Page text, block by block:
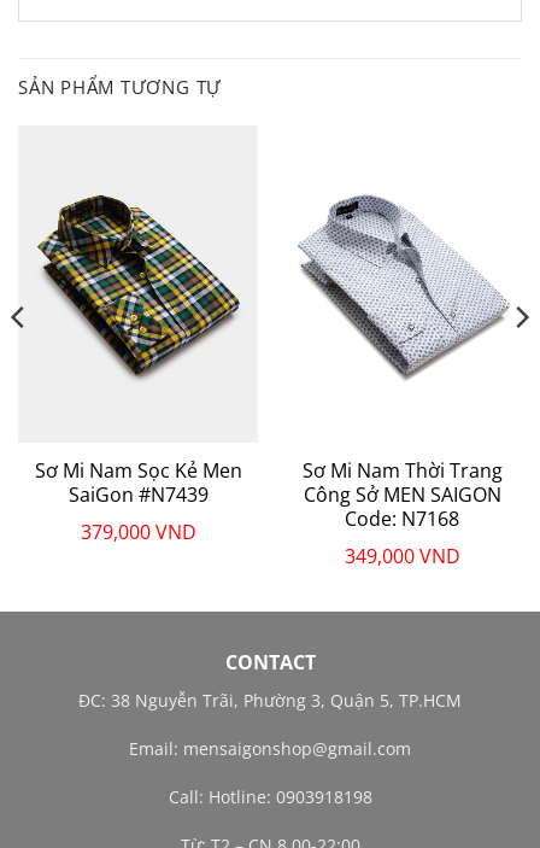
SẢN PHẨM TƯƠNG TỰ
Sơ Mi Nam Sọc Kẻ Men
SaiGon #N7439
379,000VND
Sơ Mi Nam Thời Trang
Công Sở MEN SAIGON
Code: N7168
349,000VND
CONTACT
ĐC: 38 Nguyễn Trãi, Phường 3, Quận 5, TP.HCM
Email: mensaigonshop@gmail.com
Call: Hotline: 0903918198